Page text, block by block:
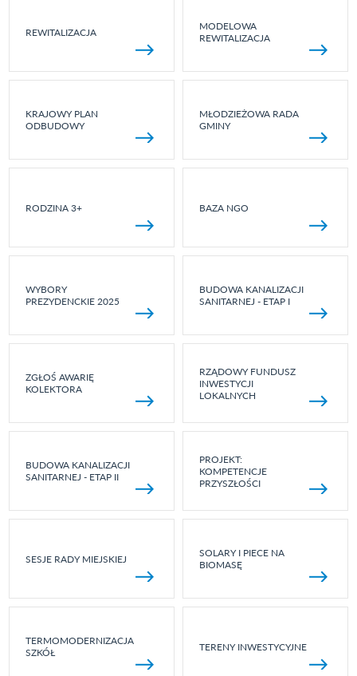
REWITALIZACJA
MODELOWA
REWITALIZACJA
KRAJOWY PLAN
ODBUDOWY
MŁODZIEŻOWA RADA
GMINY
RODZINA 3+ BAZA NGO
WYBORY
PREZYDENCKIE 2025
BUDOWA KANALIZACJI
SANITARNEJ - ETAP I
ZGŁOŚ AWARIĘ
KOLEKTORA
RZĄDOWY FUNDUSZ
INWESTYCJI
LOKALNYCH
BUDOWA KANALIZACJI
SANITARNEJ - ETAP II
PROJEKT:
KOMPETENCJE
PRZYSZŁOŚCI
SESJE RADY MIEJSKIEJ
SOLARY I PIECE NA
BIOMASĘ
TERMOMODERNIZACJA
SZKÓŁ
TERENY INWESTYCYJNE